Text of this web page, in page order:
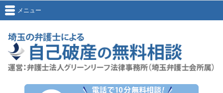
メニュー